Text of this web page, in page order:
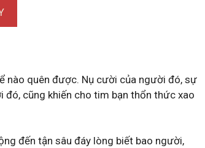
nào quên được. Nụ cười của người đó, sự
cũng khiến cho tim bạn thổn thức xao
đến tận sâu đáy lòng biết bao người,